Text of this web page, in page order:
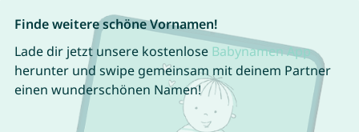
Finde weitere schöne Vornamen!
Lade dir jetzt unsere kostenlose Babynamen App
herunter und swipe gemeinsam mit deinem Partner
einen wunderschönen Namen!